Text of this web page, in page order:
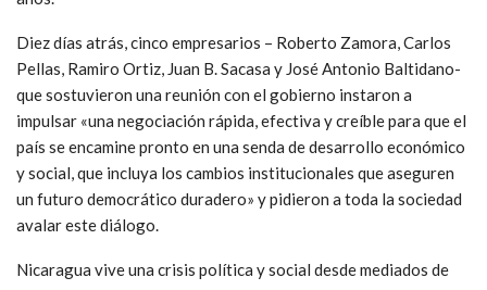
Diez días atrás, cinco empresarios – Roberto Zamora, Carlos
Pellas, Ramiro Ortiz, Juan B. Sacasa y José Antonio Baltidano-
que sostuvieron una reunión con el gobierno instaron a
impulsar «una negociación rápida, efectiva y creíble para que el
país se encamine pronto en una senda de desarrollo económico
y social, que incluya los cambios institucionales que aseguren
un futuro democrático duradero» y pidieron a toda la sociedad
avalar este diálogo.
Nicaragua vive una crisis política y social desde mediados de